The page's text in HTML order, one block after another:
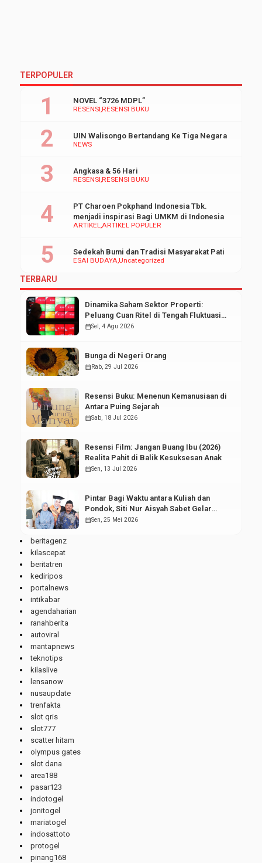
TERPOPULER
RESENSI RESENSI BUKU
NOVEL “3726 MDPL”
NEWS
UIN Walisongo Bertandang Ke Tiga Negara
RESENSI RESENSI BUKU
Angkasa & 56 Hari
ARTIKELARTIKEL POPULER
PT Charoen Pokphand Indonesia Tbk.
menjadi inspirasi Bagi UMKM di Indonesia
ESAI BUDAYAUncategorized
Sedekah Bumi dan Tradisi Masyarakat Pati
TERBARU
Dinamika Saham Sektor Properti:
Peluang Cuan Ritel di Tengah Fluktuasi
Pasar Modal
calendar_monthSel, 4 Agu 2026
Bunga di Negeri Orang
calendar_monthRab, 29 Jul 2026
Resensi Buku: Menenun Kemanusiaan di
Antara Puing Sejarah
calendar_monthSab, 18 Jul 2026
Resensi Film: Jangan Buang Ibu (2026)
Realita Pahit di Balik Kesuksesan Anak
calendar_monthSen, 13 Jul 2026
Pintar Bagi Waktu antara Kuliah dan
Pondok, Siti Nur Aisyah Sabet Gelar
Wisudawan Terbaik
calendar_monthSen, 25 Mei 2026
beritagenz
kilascepat
beritatren
kediripos
portalnews
intikabar
agendaharian
ranahberita
autoviral
mantapnews
teknotips
kilaslive
lensanow
nusaupdate
trenfakta
slot qris
slot777
scatter hitam
olympus gates
slot dana
area188
pasar123
indotogel
jonitogel
mariatogel
indosattoto
protogel
pinang168